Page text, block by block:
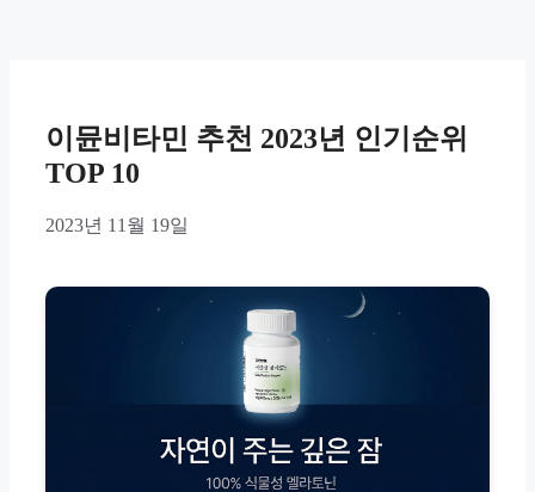
이뮨비타민 추천 2023년 인기순위
TOP 10
2023년 11월 19일